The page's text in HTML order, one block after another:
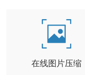
在线图片压缩